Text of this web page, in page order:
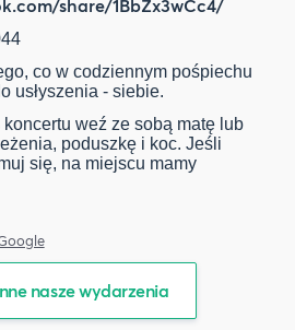
share/1BbZx3wCc4/
co w codziennym pośpiechu
usłyszenia - siebie.
weź ze sobą matę lub
poduszkę i koc. Jeśli
się, na miejscu mamy
nasze wydarzenia